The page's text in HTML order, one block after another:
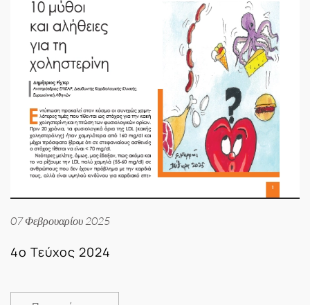
07 Φεβρουαρίου 2025
4ο Τεύχος 2024